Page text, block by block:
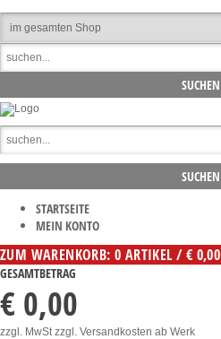
STARTSEITE
MEIN KONTO
ZUM WARENKORB: 0 ARTIKEL / € 0,00
GESAMTBETRAG
€ 0,00
zzgl. MwSt zzgl. Versandkosten ab Werk